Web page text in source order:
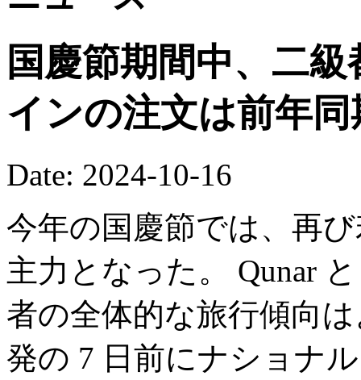
国慶節期間中、二
インの注文は前年
Date: 2024-10-16
今年の国慶節では、再
主力となった。 Qunar
者の全体的な旅行傾向
発の 7 日前にナショナ